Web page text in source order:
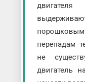
перепадам
не
двигатель